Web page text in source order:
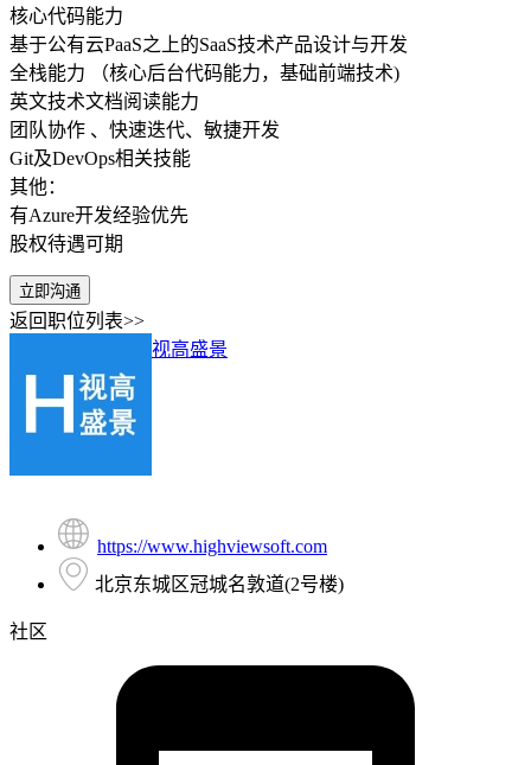
核心代码能力
基于公有云PaaS之上的SaaS技术产品设计与开发
全栈能力 （核心后台代码能力，基础前端技术)
英文技术文档阅读能力
团队协作 、快速迭代、敏捷开发
Git及DevOps相关技能
其他：
有Azure开发经验优先
股权待遇可期
立即沟通
返回职位列表>>
视高盛景
https://www.highviewsoft.com
北京东城区冠城名敦道(2号楼)
社区